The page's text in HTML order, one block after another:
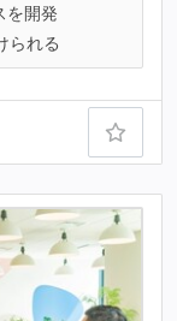
を開発
られる